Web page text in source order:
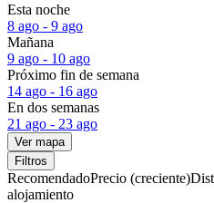
Esta noche
8 ago - 9 ago
Mañana
9 ago - 10 ago
Próximo fin de semana
14 ago - 16 ago
En dos semanas
21 ago - 23 ago
Ver mapa
Filtros
RecomendadoPrecio (creciente)
alojamiento